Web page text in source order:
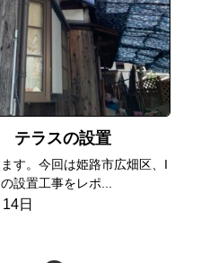
テラスの設置
す。今回は姫路市広畑区、I
設置工事をレポ...
日